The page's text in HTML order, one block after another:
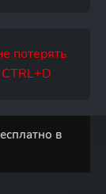
потерять
в